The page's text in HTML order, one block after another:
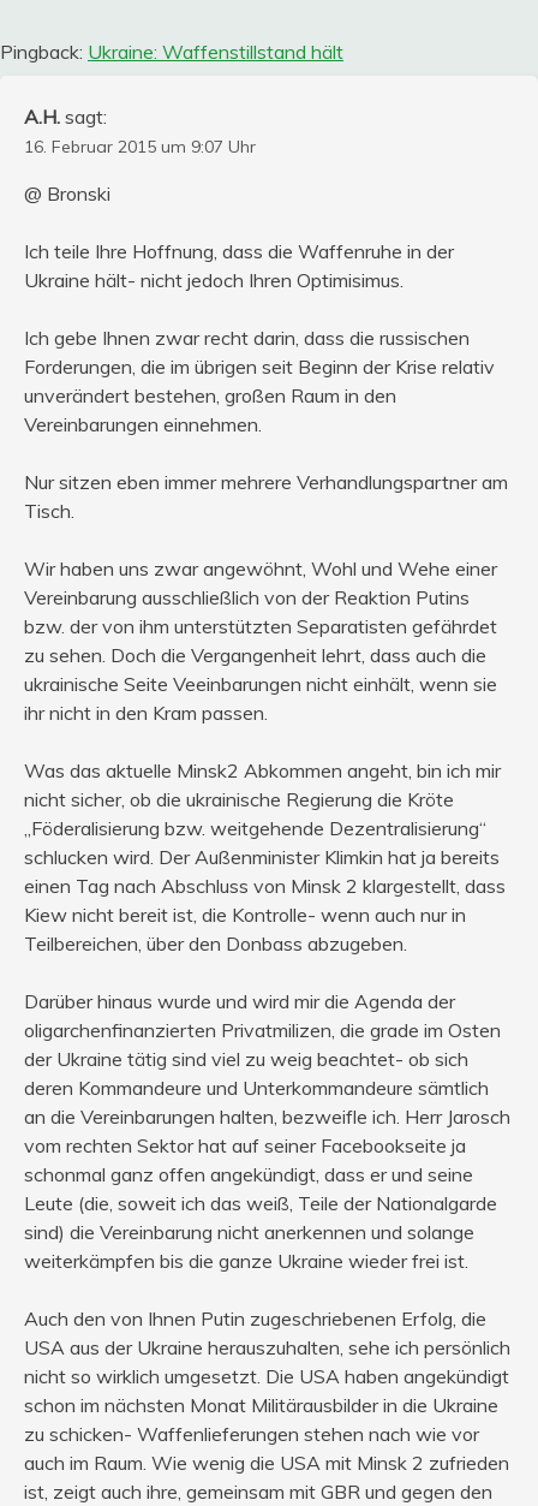
Pingback: Ukraine: Waffenstillstand hält
A.H. sagt:
16. Februar 2015 um 9:07 Uhr
@ Bronski
Ich teile Ihre Hoffnung, dass die Waffenruhe in der
Ukraine hält- nicht jedoch Ihren Optimisimus.
Ich gebe Ihnen zwar recht darin, dass die russischen
Forderungen, die im übrigen seit Beginn der Krise relativ
unverändert bestehen, großen Raum in den
Vereinbarungen einnehmen.
Nur sitzen eben immer mehrere Verhandlungspartner am
Tisch.
Wir haben uns zwar angewöhnt, Wohl und Wehe einer
Vereinbarung ausschließlich von der Reaktion Putins
bzw. der von ihm unterstützten Separatisten gefährdet
zu sehen. Doch die Vergangenheit lehrt, dass auch die
ukrainische Seite Veeinbarungen nicht einhält, wenn sie
ihr nicht in den Kram passen.
Was das aktuelle Minsk2 Abkommen angeht, bin ich mir
nicht sicher, ob die ukrainische Regierung die Kröte
„Föderalisierung bzw. weitgehende Dezentralisierung“
schlucken wird. Der Außenminister Klimkin hat ja bereits
einen Tag nach Abschluss von Minsk 2 klargestellt, dass
Kiew nicht bereit ist, die Kontrolle- wenn auch nur in
Teilbereichen, über den Donbass abzugeben.
Darüber hinaus wurde und wird mir die Agenda der
oligarchenfinanzierten Privatmilizen, die grade im Osten
der Ukraine tätig sind viel zu weig beachtet- ob sich
deren Kommandeure und Unterkommandeure sämtlich
an die Vereinbarungen halten, bezweifle ich. Herr Jarosch
vom rechten Sektor hat auf seiner Facebookseite ja
schonmal ganz offen angekündigt, dass er und seine
Leute (die, soweit ich das weiß, Teile der Nationalgarde
sind) die Vereinbarung nicht anerkennen und solange
weiterkämpfen bis die ganze Ukraine wieder frei ist.
Auch den von Ihnen Putin zugeschriebenen Erfolg, die
USA aus der Ukraine herauszuhalten, sehe ich persönlich
nicht so wirklich umgesetzt. Die USA haben angekündigt
schon im nächsten Monat Militärausbilder in die Ukraine
zu schicken- Waffenlieferungen stehen nach wie vor
auch im Raum. Wie wenig die USA mit Minsk 2 zufrieden
ist, zeigt auch ihre, gemeinsam mit GBR und gegen den